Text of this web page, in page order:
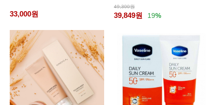
33,000원
49,300원
39,849원 19%